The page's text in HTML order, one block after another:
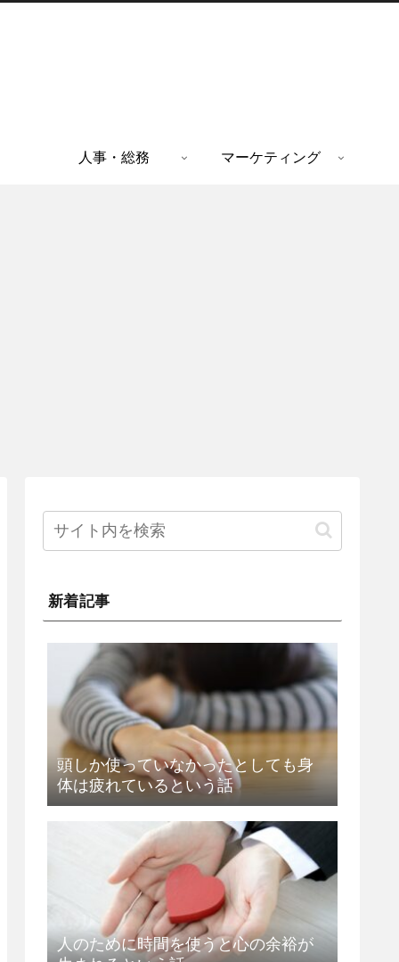
人事・総務 マーケティング
新着記事
頭しか使っていなかったとしても身
体は疲れているという話
人のために時間を使うと心の余裕が